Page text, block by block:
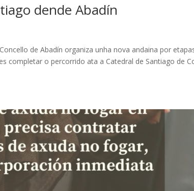
dende Abadín
de Abadín organiza unha nova andaina por
completar o percorrido ata a Catedral de Santiago de